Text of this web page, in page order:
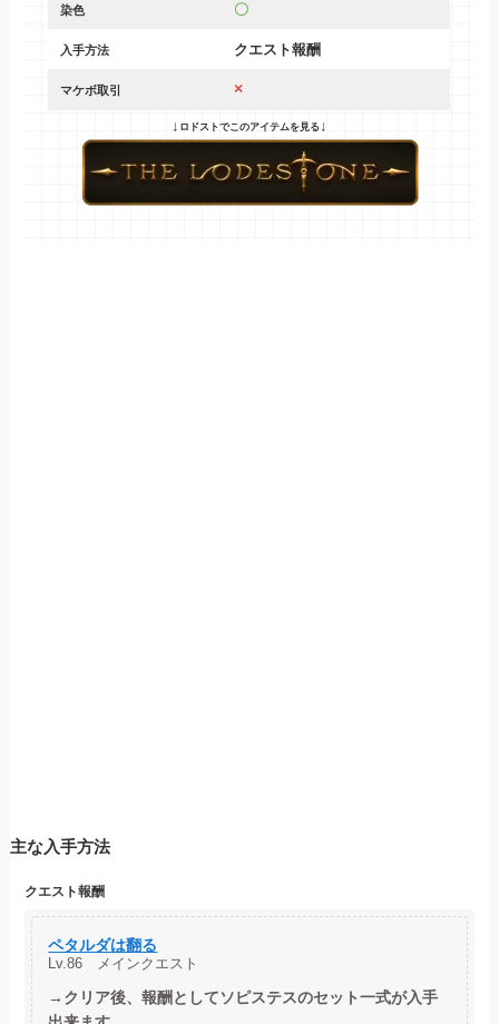
染色 〇
入手方法 クエスト報酬
マケボ取引 ×
↓ ロドストでこのアイテムを見る ↓
主な入手方法
クエスト報酬
ペタルダは翻る
Lv.86 メインクエスト
→クリア後、報酬としてソピステスのセット一式が入手